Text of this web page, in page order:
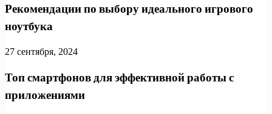
Рекомендации по выбору идеального игрового
ноутбука
27 сентября, 2024
Топ смартфонов для эффективной работы с
приложениями